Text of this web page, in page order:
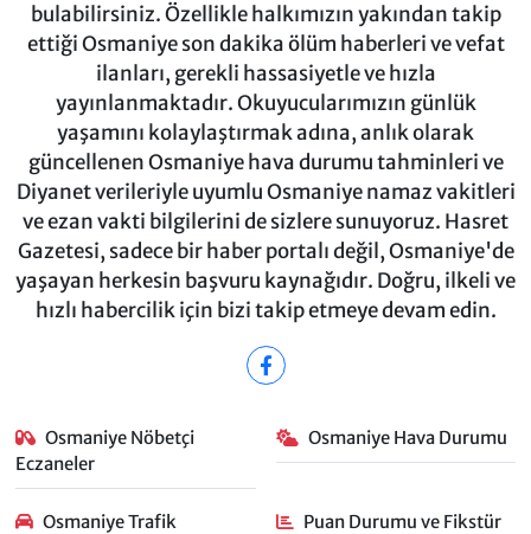
bulabilirsiniz. Özellikle halkımızın yakından takip
ettiği Osmaniye son dakika ölüm haberleri ve vefat
ilanları, gerekli hassasiyetle ve hızla
yayınlanmaktadır. Okuyucularımızın günlük
yaşamını kolaylaştırmak adına, anlık olarak
güncellenen Osmaniye hava durumu tahminleri ve
Diyanet verileriyle uyumlu Osmaniye namaz vakitleri
ve ezan vakti bilgilerini de sizlere sunuyoruz. Hasret
Gazetesi, sadece bir haber portalı değil, Osmaniye'de
yaşayan herkesin başvuru kaynağıdır. Doğru, ilkeli ve
hızlı habercilik için bizi takip etmeye devam edin.
Osmaniye Nöbetçi
Eczaneler
Osmaniye Hava Durumu
Osmaniye Trafik
Puan Durumu ve Fikstür